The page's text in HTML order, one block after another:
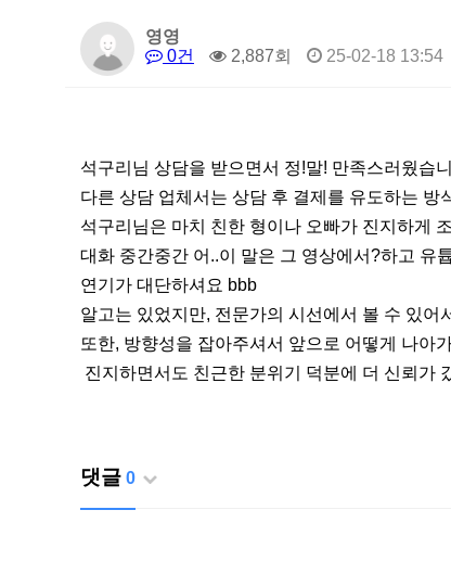
영영
0건
2,887회 25-02-18 13:54
석구리님 상담을 받으면서 정!말! 만족스러웠습
다른 상담 업체서는 상담 후 결제를 유도하는 방
석구리님은 마치 친한 형이나 오빠가 진지하게
대화 중간중간 어..이 말은 그 영상에서?하고 유
연기가 대단하셔요 bbb
알고는 있었지만, 전문가의 시선에서 볼 수 있어
또한, 방향성을 잡아주셔서 앞으로 어떻게 나아
진지하면서도 친근한 분위기 덕분에 더 신뢰가
댓글 0